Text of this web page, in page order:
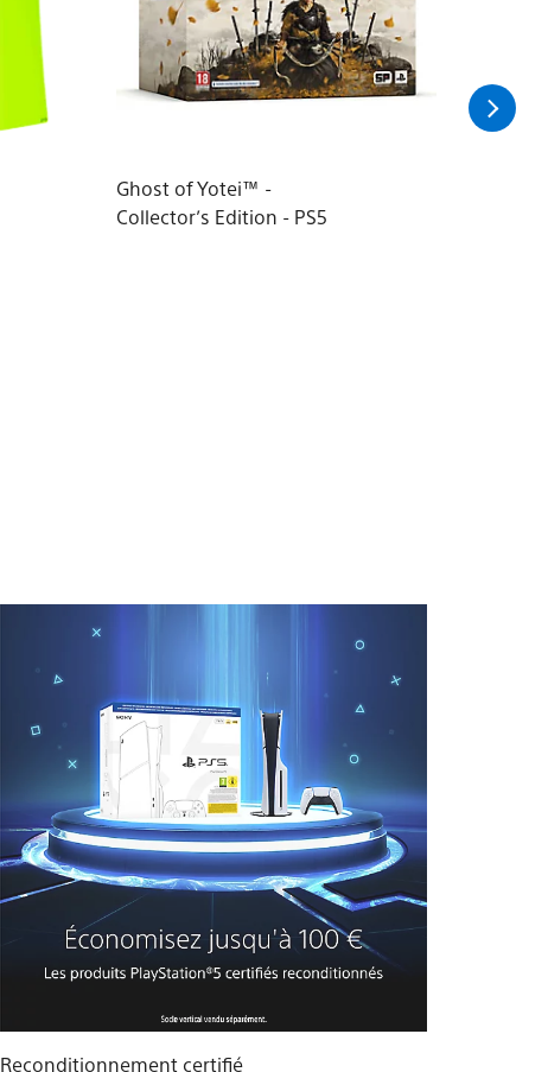
Ghost of Yotei™ -
Collector’s Edition - PS5
Reconditionnement certifié